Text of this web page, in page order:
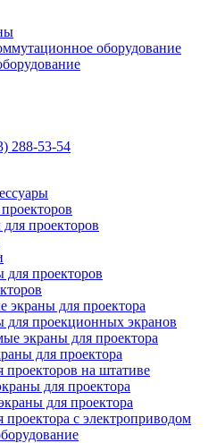
оборудование
288-53-54
проекторов
для проекторов
для проектора
для проекционных экранов
экраны для проектора
для проектора
проекторов на штативе
для проектора
для проектора
с электроприводом